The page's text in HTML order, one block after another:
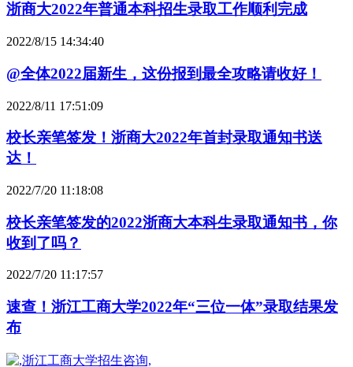
浙商大2022年普通本科招生录取工作顺利完成
2022/8/15 14:34:40
@全体2022届新生，这份报到最全攻略请收好！
2022/8/11 17:51:09
校长亲笔签发！浙商大2022年首封录取通知书送
达！
2022/7/20 11:18:08
校长亲笔签发的2022浙商大本科生录取通知书，你
收到了吗？
2022/7/20 11:17:57
速查！浙江工商大学2022年“三位一体”录取结果发
布